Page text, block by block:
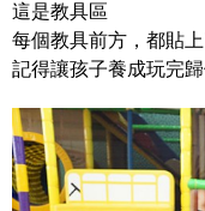
這是教具區
每個教具前方，都貼
記得讓孩子養成玩完